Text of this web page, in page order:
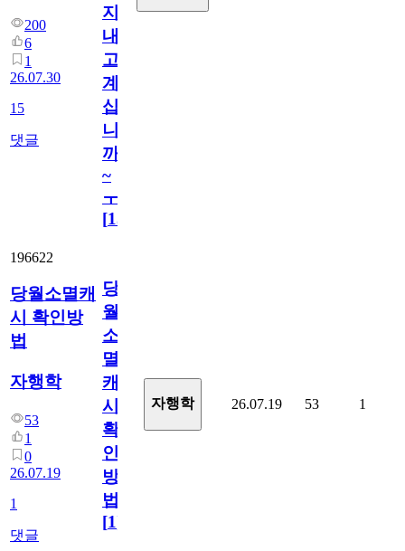
200
6
1
26.07.30
15
댓글
지
내
고
계
십
니
까
~
ㅜ
[15
196622
당월소멸캐
시 확인방
법
자행학
53
1
0
26.07.19
1
댓글
당
월
소
멸
캐
시
확
인
방
법
[1]
자행학 26.07.19 53 1